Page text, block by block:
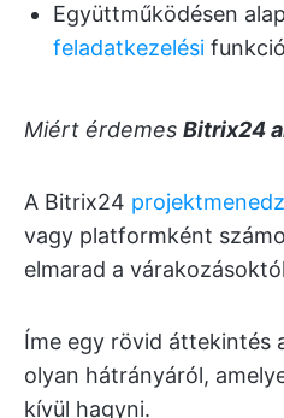
Együttműködésen
feladatkezelési
Miért érdemes Bitrix24
A Bitrix24
vagy platformként
elmarad a
Íme egy rövid áttekintés
olyan hátrányáról,
kívül hagyni.